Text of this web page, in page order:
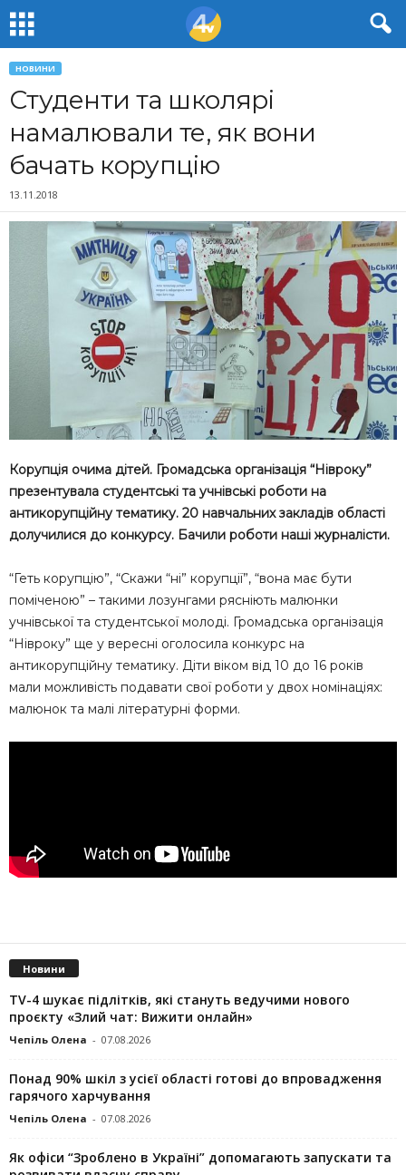
НОВИНИ
Студенти та школярі
намалювали те, як вони
бачать корупцію
13.11.2018
Корупція очима дітей. Громадська організація “Нівроку”
презентувала студентські та учнівські роботи на
антикорупційну тематику. 20 навчальних закладів області
долучилися до конкурсу. Бачили роботи наші журналісти.
“Геть корупцію”, “Скажи “ні” корупції”, “вона має бути
поміченою” – такими лозунгами рясніють малюнки
учнівської та студентської молоді. Громадська організація
“Нівроку” ще у вересні оголосила конкурс на
антикорупційну тематику. Діти віком від 10 до 16 років
мали можливість подавати свої роботи у двох номінаціях:
малюнок та малі літературні форми.
Новини
TV-4 шукає підлітків, які стануть ведучими нового
проєкту «Злий чат: Вижити онлайн»
Чепіль Олена - 07.08.2026
Понад 90% шкіл з усієї області готові до впровадження
гарячого харчування
Чепіль Олена - 07.08.2026
Як офіси “Зроблено в Україні” допомагають запускaти та